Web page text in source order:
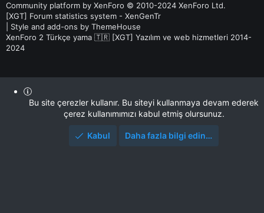
Community platform by XenForo © 2010-2024 XenForo Ltd.
[XGT] Forum statistics system - XenGenTr
Style and add-ons by ThemeHouse
XenForo 2 Türkçe yama 🇹🇷 [XGT] Yazılım ve web hizmetleri 2014-
2024
Bu site çerezler kullanır. Bu siteyi kullanmaya devam ederek
çerez kullanımımızı kabul etmiş olursunuz.
Kabul Daha fazla bilgi edin…